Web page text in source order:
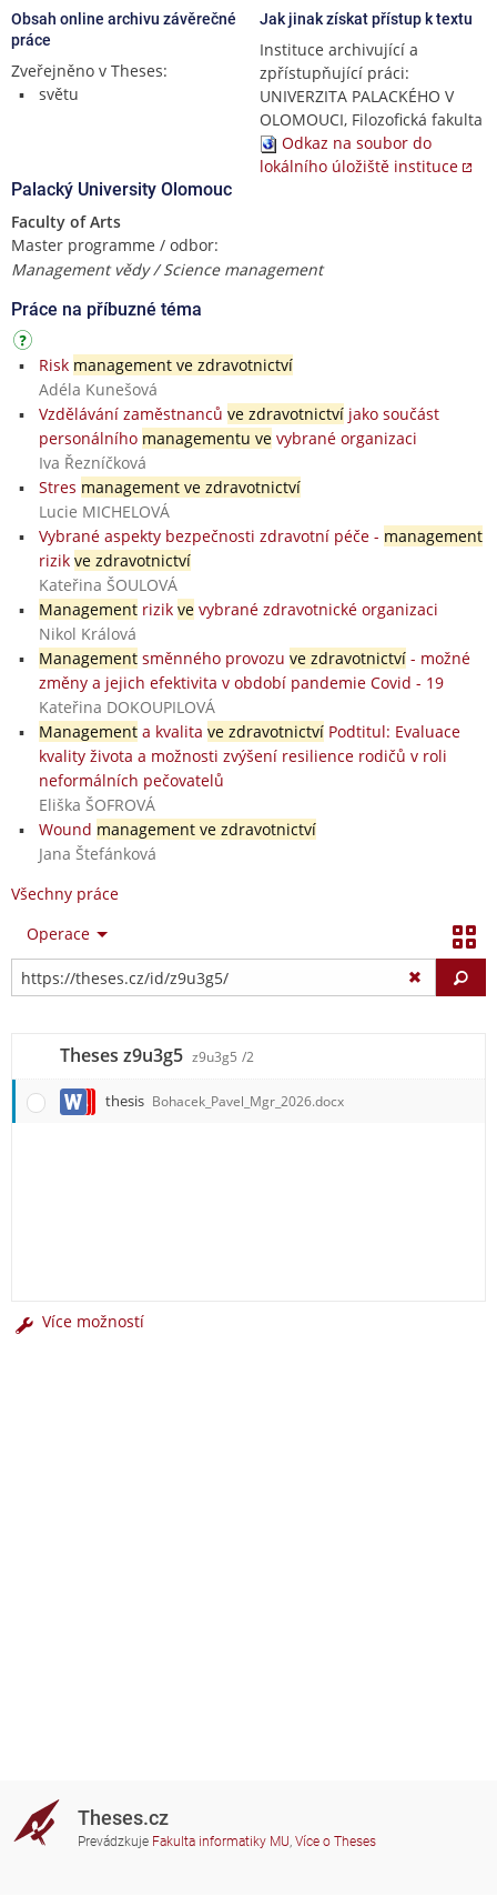
Obsah online archivu závěrečné
práce
Zveřejněno v Theses:
světu
Jak jinak získat přístup k textu
Instituce archivující a
zpřístupňující práci:
UNIVERZITA PALACKÉHO V
OLOMOUCI, Filozofická fakulta
Odkaz na soubor do
lokálního úložiště instituce
Palacký University Olomouc
Faculty of Arts
Master programme / odbor:
Management vědy / Science management
Práce na příbuzné téma
Risk management ve zdravotnictví
Adéla Kunešová
Vzdělávání zaměstnanců ve zdravotnictvíjako součást
personálního managementu vevybrané organizaci
Iva Řezníčková
Stres management ve zdravotnictví
Lucie MICHELOVÁ
Vybrané aspekty bezpečnosti zdravotní péče - management
rizik ve zdravotnictví
Kateřina ŠOULOVÁ
Managementrizik vevybrané zdravotnické organizaci
Nikol Králová
Managementsměnného provozu ve zdravotnictví- možné
změny a jejich efektivita v období pandemie Covid - 19
Kateřina DOKOUPILOVÁ
Managementa kvalita ve zdravotnictvíPodtitul: Evaluace
kvality života a možnosti zvýšení resilience rodičů v roli
neformálních pečovatelů
Eliška ŠOFROVÁ
Wound management ve zdravotnictví
Jana Štefánková
Všechny práce
Operace
Theses z9u3g5 z9u3g5 /2
thesis Bohacek_Pavel_Mgr_2026.docx
Více možností
Theses.cz
Prevádzkuje Fakulta informatiky MU, Více o Theses